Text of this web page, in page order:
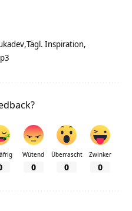
Tägl. Inspiration
Wütend
0
Überrascht
0
Zwinker
0